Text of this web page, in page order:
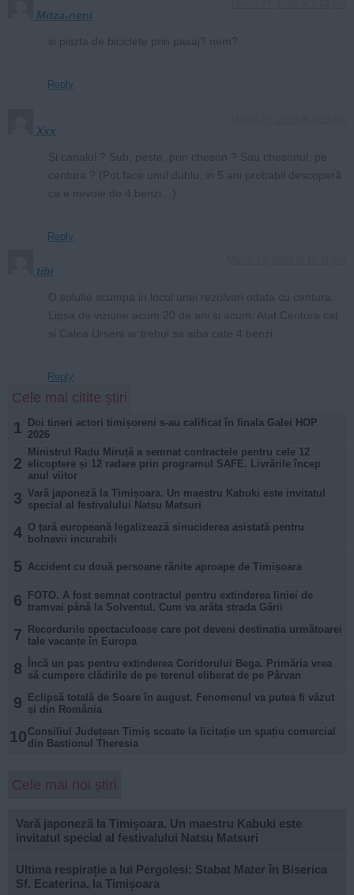
Mitza-neni
Reply
Xxx
Reply
tibi
Reply
Cele mai citite știri
1
Doi tineri actori timișoreni s-au calificat în finala Galei HOP
2026
2
Ministrul Radu Miruță a semnat contractele pentru cele 12
elicoptere și 12 radare prin programul SAFE. Livrările încep
anul viitor
3 Vară japoneză la Timișoara. Un maestru Kabuki este invitatul
special al festivalului Natsu Matsuri
4 O țară europeană legalizează sinuciderea asistată pentru
bolnavii incurabili
5 Accident cu două persoane rănite aproape de Timișoara
6
FOTO. A fost semnat contractul pentru extinderea liniei de
tramvai până la Solventul. Cum va arăta strada Gării
7
Recordurile spectaculoase care pot deveni destinația următoarei
tale vacanțe în Europa
8
Încă un pas pentru extinderea Coridorului Bega. Primăria vrea
să cumpere clădirile de pe terenul eliberat de pe Pârvan
9
Eclipsă totală de Soare în august. Fenomenul va putea fi văzut
și din România
10 Consiliul Județean Timiș scoate la licitație un spațiu comercial
din Bastionul Theresia
Cele mai noi știri
Vară japoneză la Timișoara. Un maestru Kabuki este
invitatul special al festivalului Natsu Matsuri
Ultima respirație a lui Pergolesi: Stabat Mater în Biserica
Sf. Ecaterina, la Timișoara